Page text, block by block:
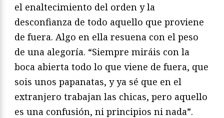
el enaltecimiento del orden y la
desconfianza de todo aquello que proviene
de fuera. Algo en ella resuena con el peso
de una alegoría. “Siempre miráis con la
boca abierta todo lo que viene de fuera, que
sois unos papanatas, y ya sé que en el
extranjero trabajan las chicas, pero aquello
es una confusión, ni principios ni nada”.